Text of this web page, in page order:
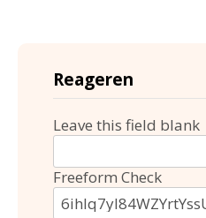
Reageren
Leave this field blank
Freeform Check